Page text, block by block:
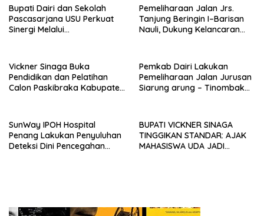
Bupati Dairi dan Sekolah
Pascasarjana USU Perkuat
Sinergi Melalui
Pemeliharaan Jalan Jrs.
Tanjung Beringin I–Barisan
Nauli, Dukung Kelancaran
Vickner Sinaga Buka
Pendidikan dan Pelatihan
Calon Paskibraka Kabupaten
Pemkab Dairi Lakukan
Pemeliharaan Jalan Jurusan
Siarung arung – Tinombak
SunWay IPOH Hospital
Penang Lakukan Penyuluhan
Deteksi Dini Pencegahan
BUPATI VICKNER SINAGA
TINGGIKAN STANDAR: AJAK
MAHASISWA UDA JADI